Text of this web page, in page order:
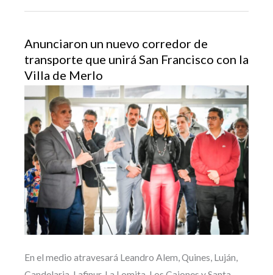
Anunciaron un nuevo corredor de
transporte que unirá San Francisco con la
Villa de Merlo
En el medio atravesará Leandro Alem, Quines, Luján,